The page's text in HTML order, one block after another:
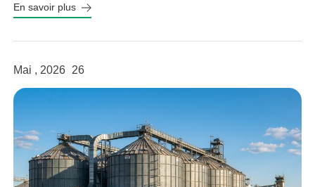
En savoir plus
Mai , 2026 26